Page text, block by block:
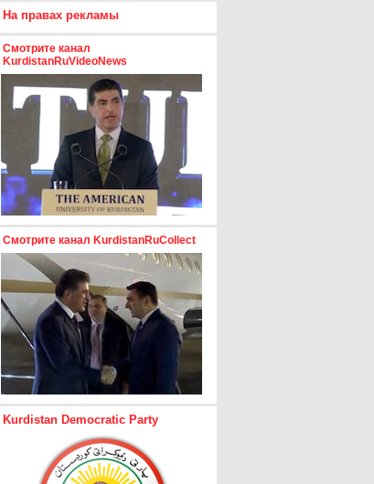
На правах рекламы
Смотрите канал
KurdistanRuVideoNews
Смотрите канал KurdistanRuCollect
Kurdistan Democratic Party